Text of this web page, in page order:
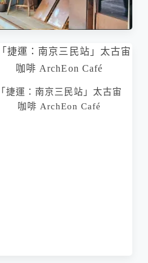
「捷運：南京三民站」太古宙
咖啡 ArchEon Café